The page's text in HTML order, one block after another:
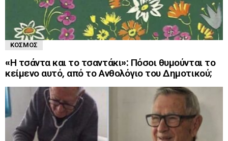
ΚΌΣΜΟΣ
«Η τσάντα και το τσαντάκι»: Πόσοι θυμούνται το
κείμενο αυτό, από το Ανθολόγιο του Δημοτικού;